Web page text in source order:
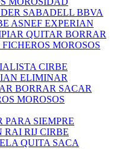
SABADELL BBVA
ASNEF EXPERIAN
QUITAR BORRAR
MOROSOS
CIRBE
ELIMINAR
BORRAR SACAR
MOROSOS
PARA SIEMPRE
RAI RIJ CIRBE
QUITA SACA